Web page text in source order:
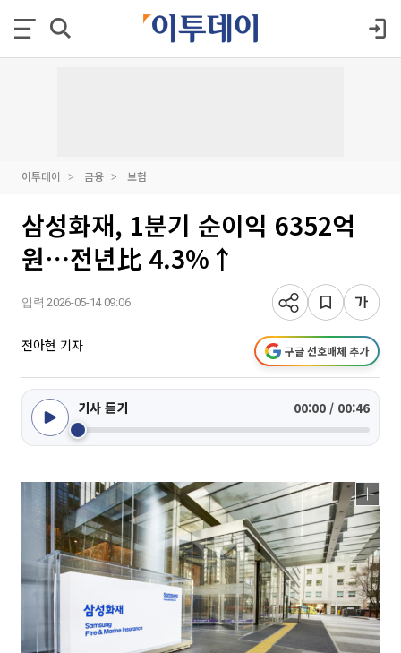
이투데이 금융 보험
삼성화재, 1분기 순이익 6352억
원⋯전년比 4.3%↑
입력 2026-05-14 09:06
전아현 기자 구글 선호매체 추가
기사 듣기 00:00 / 00:46